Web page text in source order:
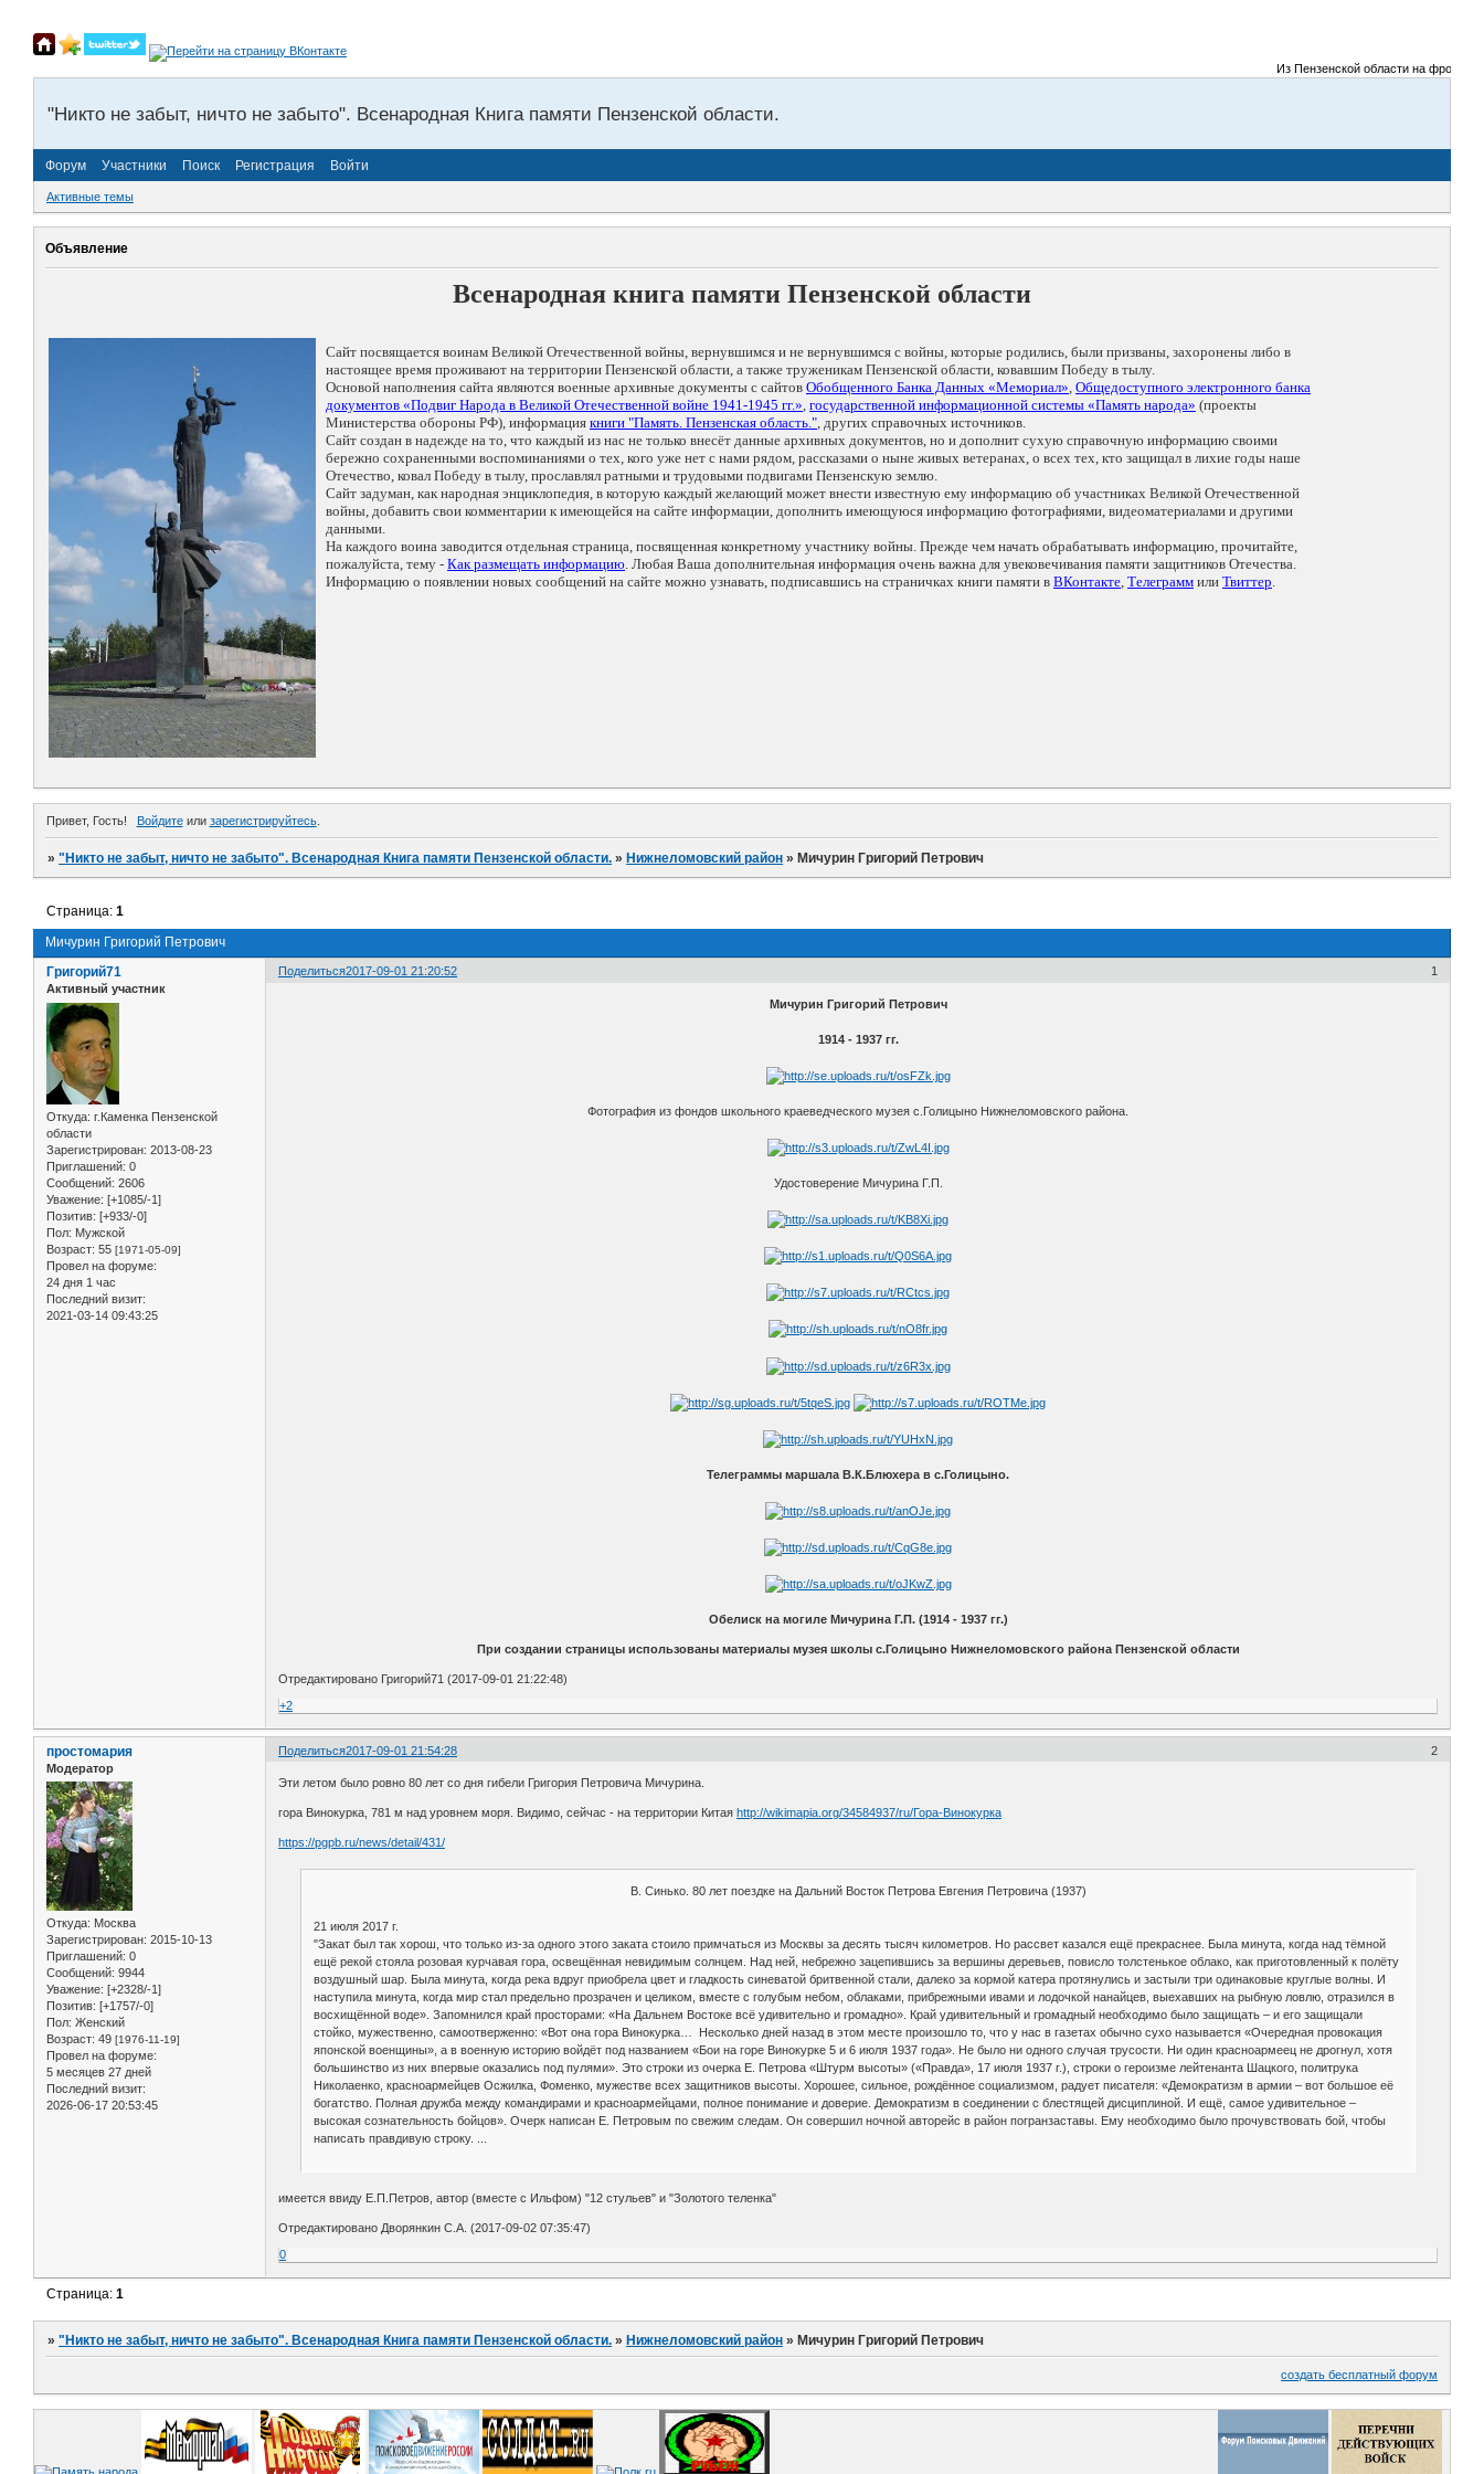
Из Пензенской области на фронты
"Никто не забыт, ничто не забыто". Всенародная Книга памяти Пензенской области.
Форум Участники Поиск Регистрация Войти
Активные темы
Объявление
Всенародная книга памяти Пензенской области
Сайт посвящается воинам Великой Отечественной войны, вернувшимся и не вернувшимся с войны, которые родились, были призваны, захоронены либо в
настоящее время проживают на территории Пензенской области, а также труженикам Пензенской области, ковавшим Победу в тылу.
Основой наполнения сайта являются военные архивные документы с сайтов Обобщенного Банка Данных «Мемориал», Общедоступного электронного банка
документов «Подвиг Народа в Великой Отечественной войне 1941-1945 гг.», государственной информационной системы «Память народа» (проекты
Министерства обороны РФ), информация книги "Память. Пензенская область.", других справочных источников.
Сайт создан в надежде на то, что каждый из нас не только внесёт данные архивных документов, но и дополнит сухую справочную информацию своими
бережно сохраненными воспоминаниями о тех, кого уже нет с нами рядом, рассказами о ныне живых ветеранах, о всех тех, кто защищал в лихие годы наше
Отечество, ковал Победу в тылу, прославлял ратными и трудовыми подвигами Пензенскую землю.
Сайт задуман, как народная энциклопедия, в которую каждый желающий может внести известную ему информацию об участниках Великой Отечественной
войны, добавить свои комментарии к имеющейся на сайте информации, дополнить имеющуюся информацию фотографиями, видеоматериалами и другими
данными.
На каждого воина заводится отдельная страница, посвященная конкретному участнику войны. Прежде чем начать обрабатывать информацию, прочитайте,
пожалуйста, тему - Как размещать информацию. Любая Ваша дополнительная информация очень важна для увековечивания памяти защитников Отечества.
Информацию о появлении новых сообщений на сайте можно узнавать, подписавшись на страничках книги памяти в ВКонтакте, Телеграмм или Твиттер.
Привет, Гость! Войдитеили зарегистрируйтесь.
»"Никто не забыт, ничто не забыто". Всенародная Книга памяти Пензенской области. » Нижнеломовский район » Мичурин Григорий Петрович
Мичурин Григорий Петрович
Страница:1
Поделиться 1
2017-09-01 21:20:52
Григорий71
Активный участник
Откуда: г.Каменка Пензенской
области
Зарегистрирован: 2013-08-23
Приглашений: 0
Сообщений: 2606
Уважение: [+1085/-1]
Позитив: [+933/-0]
Пол: Мужской
Возраст: 55 [1971-05-09]
Провел на форуме:
24 дня 1 час
Последний визит:
2021-03-14 09:43:25
Мичурин Григорий Петрович
1914 - 1937 гг.
Фотография из фондов школьного краеведческого музея с.Голицыно Нижнеломовского района.
Удостоверение Мичурина Г.П.
Телеграммы маршала В.К.Блюхера в с.Голицыно.
Обелиск на могиле Мичурина Г.П. (1914 - 1937 гг.)
При создании страницы использованы материалы музея школы с.Голицыно Нижнеломовского района Пензенской области
Отредактировано Григорий71 (2017-09-01 21:22:48)
+2
Поделиться 2
2017-09-01 21:54:28
простомария
Модератор
Откуда: Москва
Зарегистрирован: 2015-10-13
Приглашений: 0
Сообщений: 9944
Уважение: [+2328/-1]
Позитив: [+1757/-0]
Пол: Женский
Возраст: 49 [1976-11-19]
Провел на форуме:
5 месяцев 27 дней
Последний визит:
2026-06-17 20:53:45
Эти летом было ровно 80 лет со дня гибели Григория Петровича Мичурина.
гора Винокурка, 781 м над уровнем моря. Видимо, сейчас - на территории Китая http://wikimapia.org/34584937/ru/Гора-Винокурка
https://pgpb.ru/news/detail/431/
В. Синько. 80 лет поездке на Дальний Восток Петрова Евгения Петровича (1937)
21 июля 2017 г.
"Закат был так хорош, что только из-за одного этого заката стоило примчаться из Москвы за десять тысяч километров. Но рассвет казался ещё прекраснее. Была минута, когда над тёмной
ещё рекой стояла розовая курчавая гора, освещённая невидимым солнцем. Над ней, небрежно зацепившись за вершины деревьев, повисло толстенькое облако, как приготовленный к полёту
воздушный шар. Была минута, когда река вдруг приобрела цвет и гладкость синеватой бритвенной стали, далеко за кормой катера протянулись и застыли три одинаковые круглые волны. И
наступила минута, когда мир стал предельно прозрачен и целиком, вместе с голубым небом, облаками, прибрежными ивами и лодочкой нанайцев, выехавших на рыбную ловлю, отразился в
восхищённой воде». Запомнился край просторами: «На Дальнем Востоке всё удивительно и громадно». Край удивительный и громадный необходимо было защищать – и его защищали
стойко, мужественно, самоотверженно: «Вот она гора Винокурка… Несколько дней назад в этом месте произошло то, что у нас в газетах обычно сухо называется «Очередная провокация
японской военщины», а в военную историю войдёт под названием «Бои на горе Винокурке 5 и 6 июля 1937 года». Не было ни одного случая трусости. Ни один красноармеец не дрогнул, хотя
большинство из них впервые оказались под пулями». Это строки из очерка Е. Петрова «Штурм высоты» («Правда», 17 июля 1937 г.), строки о героизме лейтенанта Шацкого, политрука
Николаенко, красноармейцев Осжилка, Фоменко, мужестве всех защитников высоты. Хорошее, сильное, рождённое социализмом, радует писателя: «Демократизм в армии – вот большое её
богатство. Полная дружба между командирами и красноармейцами, полное понимание и доверие. Демократизм в соединении с блестящей дисциплиной. И ещё, самое удивительное –
высокая сознательность бойцов». Очерк написан Е. Петровым по свежим следам. Он совершил ночной авторейс в район погранзаставы. Ему необходимо было прочувствовать бой, чтобы
написать правдивую строку. ...
имеется ввиду Е.П.Петров, автор (вместе с Ильфом) "12 стульев" и "Золотого теленка"
Отредактировано Дворянкин С.А. (2017-09-02 07:35:47)
0
Страница:1
»"Никто не забыт, ничто не забыто". Всенародная Книга памяти Пензенской области. »Нижнеломовский район »Мичурин Григорий Петрович
создать бесплатный форум